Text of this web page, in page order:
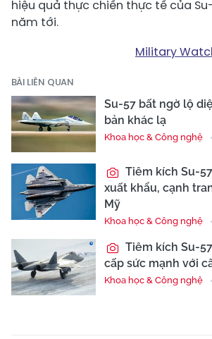
hiệu quả thực chiến thực tế của
năm tới.
Military
BÀI LIÊN QUAN
Su-57 bất ngờ lộ
bản khác lạ
Khoa học & Công nghệ
Tiêm kích Su-
xuất khẩu, cạnh
Mỹ
Khoa học & Công nghệ
Tiêm kích Su-
cấp sức mạnh với
Khoa học & Công nghệ